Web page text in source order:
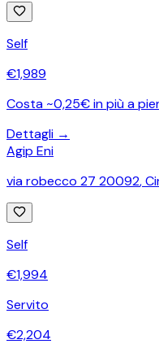
Self
€1,989
Costa ~0,25€ in più a
Dettagli →
Agip Eni
via robecco 27 20092,
Self
€1,994
Servito
€2,204